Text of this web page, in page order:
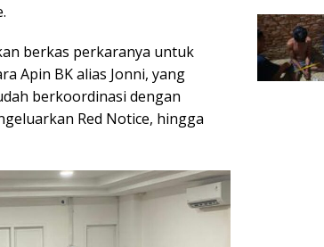
berkas perkaranya untuk
Apin BK alias Jonni, yang
berkoordinasi dengan
Red Notice, hingga